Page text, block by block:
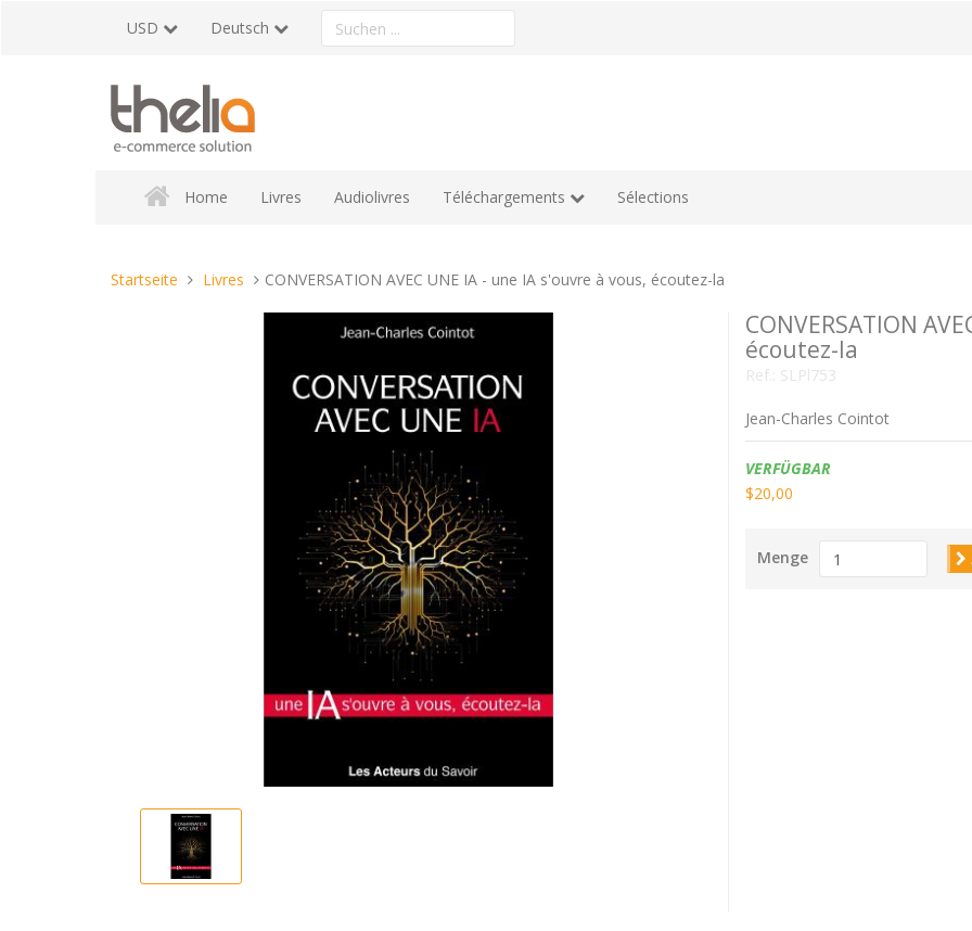
USD Deutsch
Ein
Produkt
Home Livres Audiolivres Téléchargements Sélections
Sie
Startseite Livres CONVERSATION AVEC UNE IA - une IA s'ouvre à vous, écoutez-la
CONVERSATION
écoutez-la
Ref.: SLPl753
Jean-Charles Cointot
Verfügbarkeit:
VERFÜGBAR
$20,00
Menge